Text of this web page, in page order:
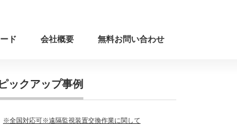
ド 会社概要 無料お問い合わせ
ピックアップ事例
※全国対応可※遠隔監視装置交換作業に関して